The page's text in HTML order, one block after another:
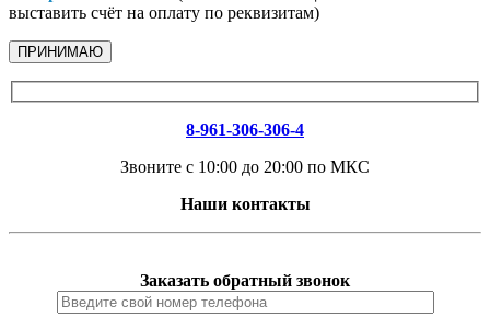
выставить счёт на оплату по реквизитам)
ПРИНИМАЮ
8-961-306-306-4
Звоните с 10:00 до 20:00 по МКС
Наши контакты
Заказать обратный звонок